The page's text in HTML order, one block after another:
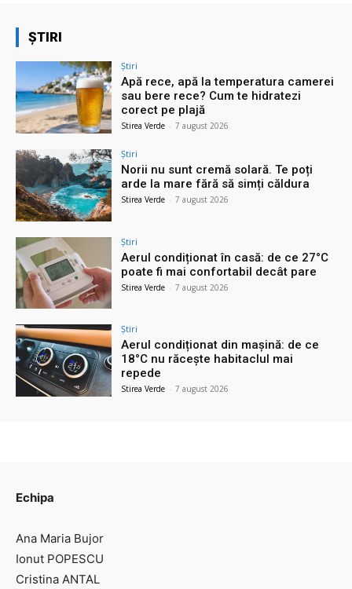
ȘTIRI
Știri
Apă rece, apă la temperatura camerei
sau bere rece? Cum te hidratezi
corect pe plajă
Stirea Verde - 7 august 2026
Știri
Norii nu sunt cremă solară. Te poți
arde la mare fără să simți căldura
Stirea Verde - 7 august 2026
Știri
Aerul condiționat în casă: de ce 27°C
poate fi mai confortabil decât pare
Stirea Verde - 7 august 2026
Știri
Aerul condiționat din mașină: de ce
18°C nu răcește habitaclul mai
repede
Stirea Verde - 7 august 2026
Echipa
Ana Maria Bujor
Ionut POPESCU
Cristina ANTAL